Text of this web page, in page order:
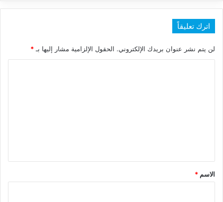
اترك تعليقاً
لن يتم نشر عنوان بريدك الإلكتروني. الحقول الإلزامية مشار إليها بـ *
*
الاسم *